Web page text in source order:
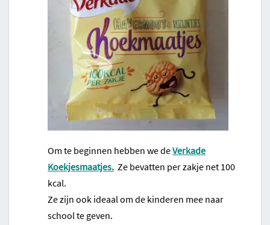
Om te beginnen hebben we deVerkade
Koekjesmaatjes. Ze bevatten per zakje net 100
kcal.
Ze zijn ook ideaal om de kinderen mee naar
school te geven.